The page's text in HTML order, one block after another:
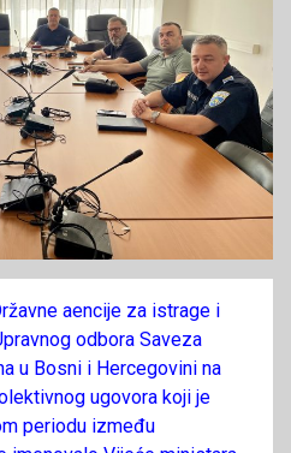
aencije za istrage i
odbora Saveza
u Bosni i Hercegovini na
ugovora koji je
periodu između